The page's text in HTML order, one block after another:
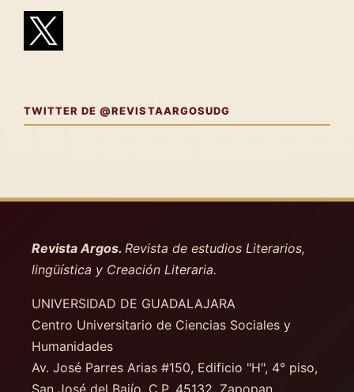
TWITTER DE @REVISTAARGOSUDG
Revista Argos. Revista de estudios Literarios,
lingüística y Creación Literaria.
UNIVERSIDAD DE GUADALAJARA
Centro Universitario de Ciencias Sociales y
Humanidades
Av. José Parres Arias #150, Edificio "H", 4° piso,